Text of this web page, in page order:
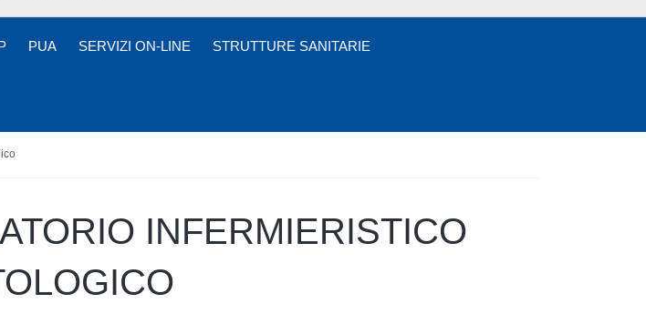
PUA SERVIZI ON-LINE STRUTTURE SANITARIE
INFERMIERISTICO